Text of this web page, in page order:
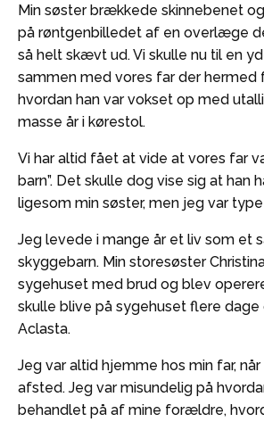
Min søster brækkede skinnebenet
på røntgenbilledet af en overlæge
så helt skævt ud. Vi skulle nu til en
sammen med vores far der
hvordan han var vokset op med
masse år i kørestol.
Vi har altid fået at vide at vores far
barn”. Det skulle dog vise sig at han
ligesom min søster, men jeg var type
Jeg levede i mange år et liv som et
skyggebarn. Min storesøster
sygehuset med brud og blev
skulle blive på sygehuset flere
Aclasta.
Jeg var altid hjemme hos min far,
afsted. Jeg var misundelig på
behandlet på af mine forældre,